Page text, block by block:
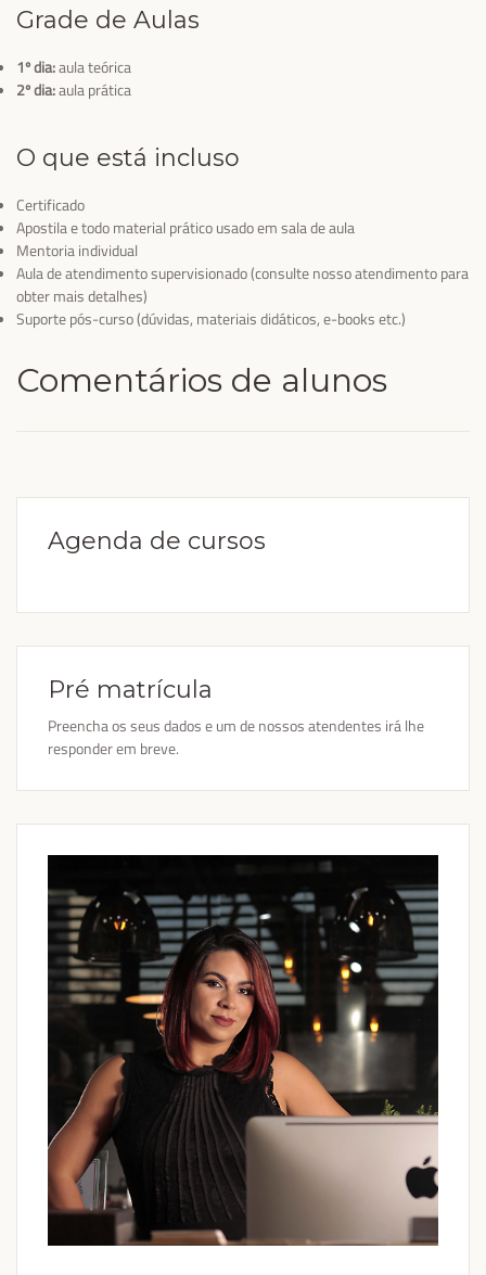
Grade de Aulas
1º dia:aula teórica
2º dia:aula prática
O que está incluso
Certificado
Apostila e todo material prático usado em sala de aula
Mentoria individual
Aula de atendimento supervisionado (consulte nosso atendimento para
obter mais detalhes)
Suporte pós-curso (dúvidas, materiais didáticos, e-books etc.)
Comentários de alunos
Agenda de cursos
Pré matrícula
Preencha os seus dados e um de nossos atendentes irá lhe
responder em breve.